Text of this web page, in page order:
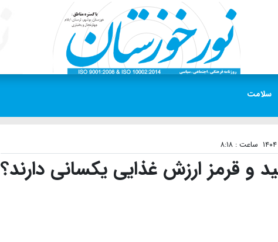
سلامت
ساعت : ۸:۱۸
و قرمز ارزش غذایی یکسانی دارند؟